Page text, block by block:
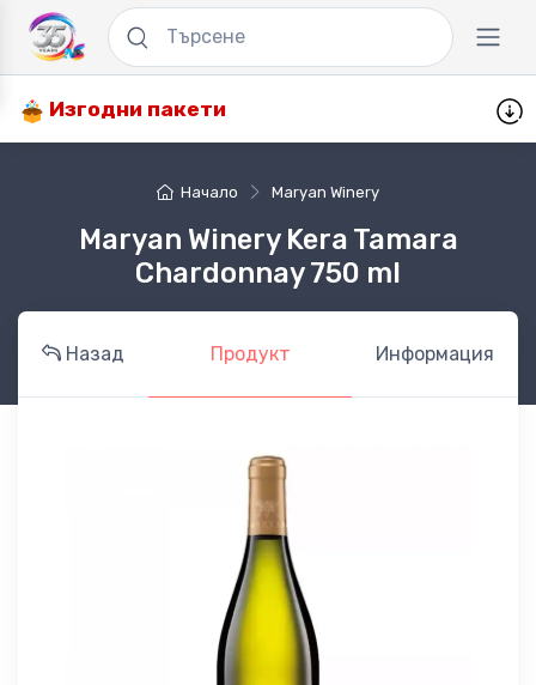
Изгодни пакети
Начало Maryan Winery
Maryan Winery Kera Tamara
Chardonnay 750 ml
Назад Продукт Информация